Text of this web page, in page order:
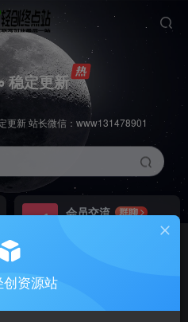
稳定更新
更新 站长微信：www131478901
会员交流
群聊
资源站